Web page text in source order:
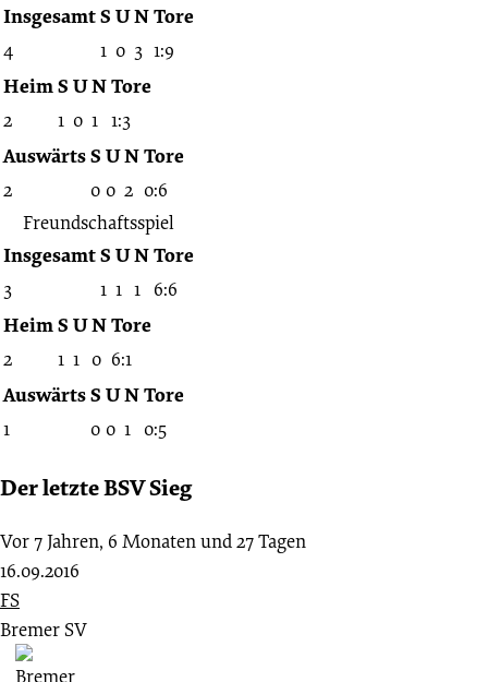
InsgesamtS UNTore
4 1 0 3 1:9
Heim S UNTore
2 1 0 1 1:3
AuswärtsS UNTore
2 0 0 2 0:6
Freundschaftsspiel
InsgesamtS UNTore
3 1 1 1 6:6
Heim S UNTore
2 1 1 0 6:1
AuswärtsS UNTore
1 0 0 1 0:5
Der letzte BSV Sieg
Vor 7 Jahren, 6 Monaten und 27 Tagen
16.09.2016
FS
Bremer SV